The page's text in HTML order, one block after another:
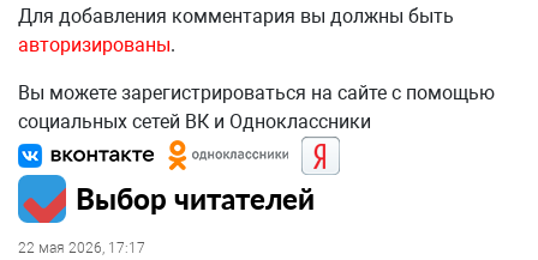
Для добавления комментария вы должны быть
авторизированы.
Вы можете зарегистрироваться на сайте с помощью
социальных сетей ВК и Одноклассники
Выбор читателей
22 мая 2026, 17:17